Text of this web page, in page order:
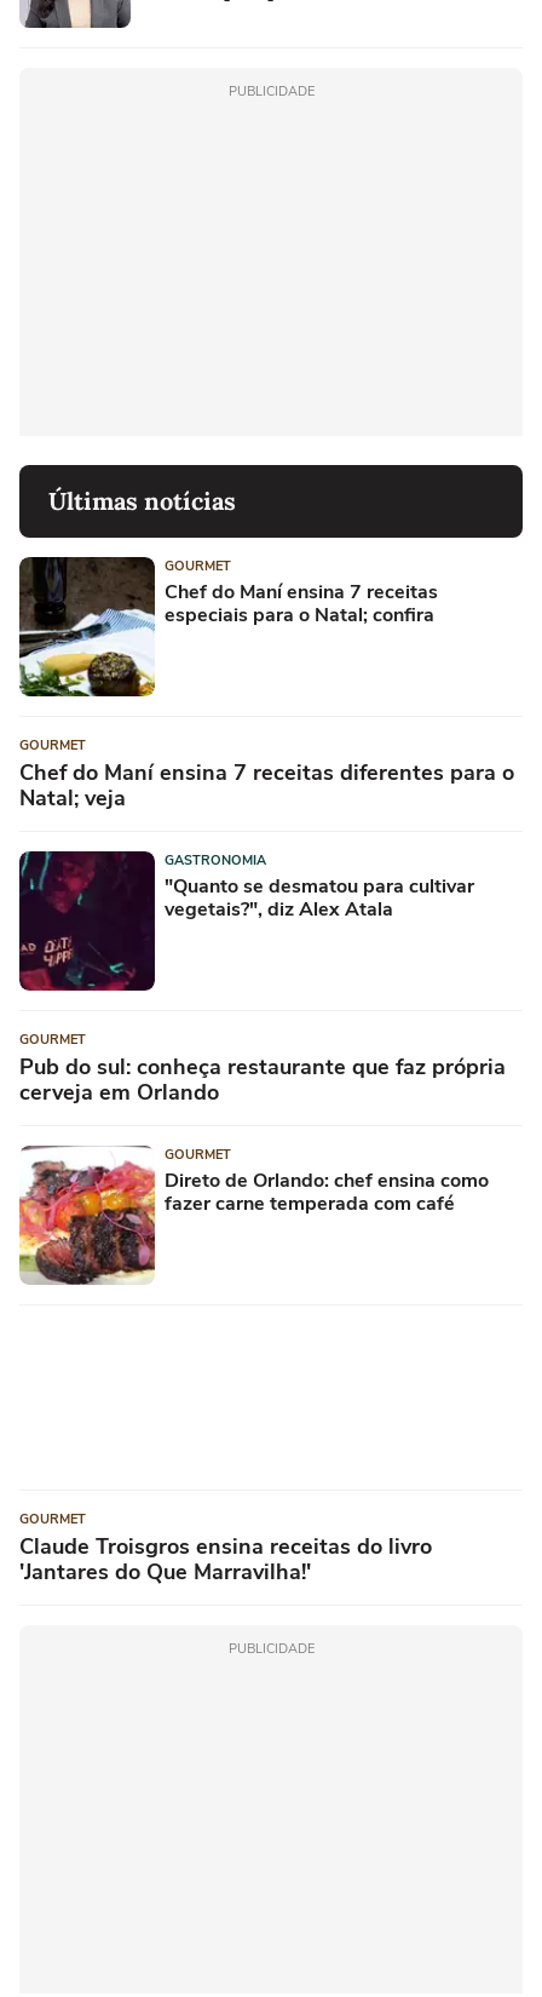
PUBLICIDADE
Últimas notícias
GOURMET
Chef do Maní ensina 7 receitas
especiais para o Natal; confira
GOURMET
Chef do Maní ensina 7 receitas diferentes para o
Natal; veja
GASTRONOMIA
"Quanto se desmatou para cultivar
vegetais?", diz Alex Atala
GOURMET
Pub do sul: conheça restaurante que faz própria
cerveja em Orlando
GOURMET
Direto de Orlando: chef ensina como
fazer carne temperada com café
GOURMET
Claude Troisgros ensina receitas do livro
'Jantares do Que Marravilha!'
PUBLICIDADE